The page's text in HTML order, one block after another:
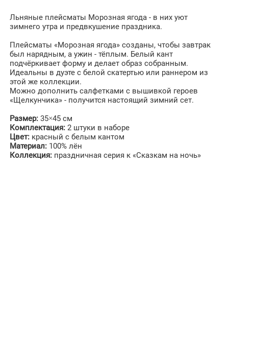
Льняные плейсматы Морозная ягода - в них уют
зимнего утра и предвкушение праздника.
Плейсматы «Морозная ягода» созданы, чтобы завтрак
был нарядным, а ужин - тёплым. Белый кант
подчёркивает форму и делает образ собранным.
Идеальны в дуэте с белой скатертью или раннером из
этой же коллекции.
Можно дополнить салфетками с вышивкой героев
«Щелкунчика» - получится настоящий зимний сет.
Размер: 35×45 см
Комплектация:2 штуки в наборе
Цвет: красный с белым кантом
Материал: 100% лён
Коллекция: праздничная серия к «Сказкам на ночь»